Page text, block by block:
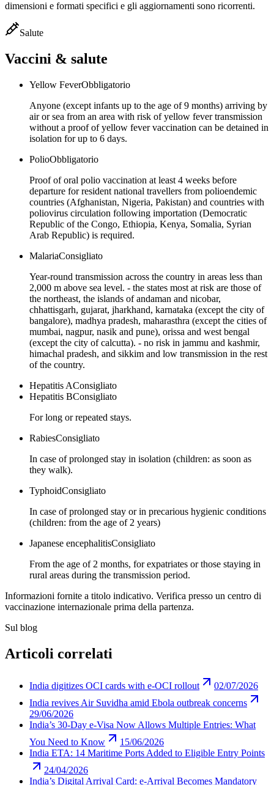
dimensioni e formati specifici e gli aggiornamenti sono ricorrenti.
Salute
Vaccini & salute
Yellow FeverObbligatorio
Anyone (except infants up to the age of 9 months) arriving by
air or sea from an area with risk of yellow fever transmission
without a proof of yellow fever vaccination can be detained in
isolation for up to 6 days.
PolioObbligatorio
Proof of oral polio vaccination at least 4 weeks before
departure for resident national travellers from polioendemic
countries (Afghanistan, Nigeria, Pakistan) and countries with
poliovirus circulation following importation (Democratic
Republic of the Congo, Ethiopia, Kenya, Somalia, Syrian
Arab Republic) is required.
MalariaConsigliato
Year-round transmission across the country in areas less than
2,000 m above sea level. - the states most at risk are those of
the northeast, the islands of andaman and nicobar,
chhattisgarh, gujarat, jharkhand, karnataka (except the city of
bangalore), madhya pradesh, maharasthra (except the cities of
mumbai, nagpur, nasik and pune), orissa and west bengal
(except the city of calcutta). - no risk in jammu and kashmir,
himachal pradesh, and sikkim and low transmission in the rest
of the country.
Hepatitis AConsigliato
Hepatitis BConsigliato
For long or repeated stays.
RabiesConsigliato
In case of prolonged stay in isolation (children: as soon as
they walk).
TyphoidConsigliato
In case of prolonged stay or in precarious hygienic conditions
(children: from the age of 2 years)
Japanese encephalitisConsigliato
From the age of 2 months, for expatriates or those staying in
rural areas during the transmission period.
Informazioni fornite a titolo indicativo. Verifica presso un centro di
vaccinazione internazionale prima della partenza.
Sul blog
Articoli correlati
India digitizes OCI cards with e-OCI rollout
02/07/2026
India revives Air Suvidha amid Ebola outbreak concerns
29/06/2026
India’s 30-Day e-Visa Now Allows Multiple Entries: What
You Need to Know
15/06/2026
India ETA: 14 Maritime Ports Added to Eligible Entry Points
24/04/2026
India’s Digital Arrival Card: e-Arrival Becomes Mandatory